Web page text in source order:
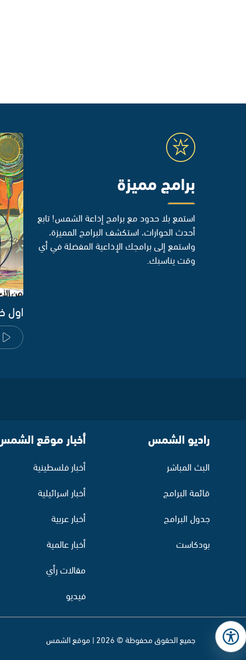
برامج مميزة
استمع بلا حدود مع برامج إذاعة الشمس! تابع
أحدث الحوارات، استكشف البرامج المميزة،
واستمع إلى برامجك الإذاعية المفضلة في أي
وقت يناسبك.
اول
راديو الشمس
البث المباشر
قائمة البرامج
جدول البرامج
بودكاست
أخبار موقع
أخبار فلسطينية
أخبار اسرائيلية
أخبار عربية
أخبار عالمية
مقالات رأي
فيديو
جميع الحقوق محفوظة © 2026 | موقع الشمس